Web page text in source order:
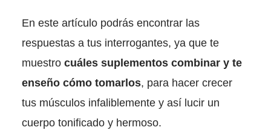
En este artículo podrás encontrar las
respuestas a tus interrogantes, ya que te
muestro cuáles suplementos combinar y te
enseño cómo tomarlos, para hacer crecer
tus músculos infaliblemente y así lucir un
cuerpo tonificado y hermoso.